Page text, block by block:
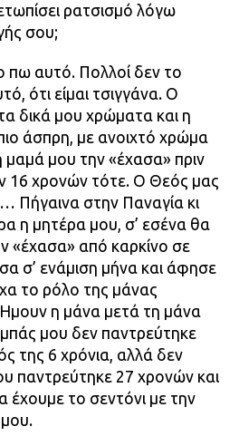
ρατσισμό λόγω
σου;
πω αυτό. Πολλοί δεν το
ότι είμαι τσιγγάνα. Ο
δικά μου χρώματα και η
άσπρη, με ανοιχτό χρώμα
μαμά μου την «έχασα» πριν
16 χρονών τότε. Ο Θεός μας
Πήγαινα στην Παναγία κι
η μητέρα μου, σ’ εσένα θα
«έχασα» από καρκίνο σε
σ’ ενάμιση μήνα και άφησε
το ρόλο της μάνας
Ήμουν η μάνα μετά τη μάνα
μου δεν παντρεύτηκε
της 6 χρόνια, αλλά δεν
παντρεύτηκε 27 χρονών και
το σεντόνι με την